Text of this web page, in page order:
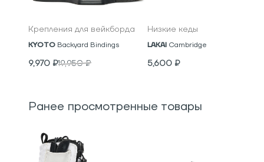
Крепления для вейкборда
KYOTO Backyard Bindings
9,970 ₽19,950₽
Низкие кеды
LAKAI Cambridge
5,600 ₽
Ранее просмотренные товары